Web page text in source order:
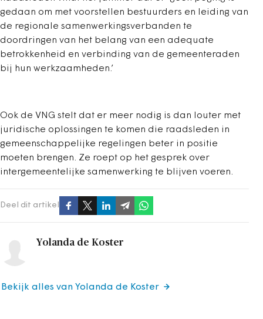
gedaan om met voorstellen bestuurders en leiding van
de regionale samenwerkingsverbanden te
doordringen van het belang van een adequate
betrokkenheid en verbinding van de gemeenteraden
bij hun werkzaamheden.’
Ook de VNG stelt dat er meer nodig is dan louter met
juridische oplossingen te komen die raadsleden in
gemeenschappelijke regelingen beter in positie
moeten brengen. Ze roept op het gesprek over
intergemeentelijke samenwerking te blijven voeren.
Deel dit artikel
Yolanda de Koster
Bekijk alles van Yolanda de Koster